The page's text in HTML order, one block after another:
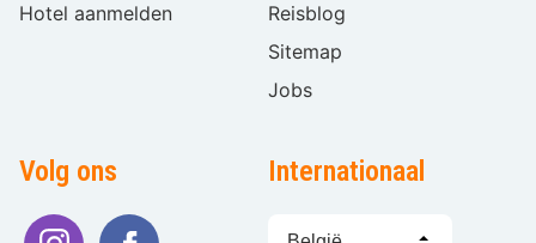
Hotel aanmelden
Reisblog
Sitemap
Jobs
Volg ons Internationaal